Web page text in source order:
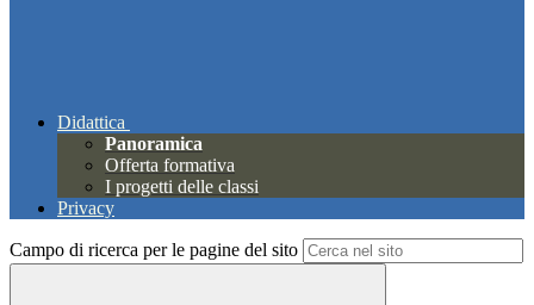
Didattica
Panoramica
Offerta formativa
I progetti delle classi
Privacy
Campo di ricerca per le pagine del sito